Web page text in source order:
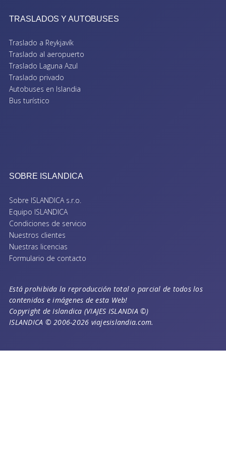
TRASLADOS Y AUTOBUSES
Traslado a Reykjavík
Traslado al aeropuerto
Traslado Laguna Azul
Traslado privado
Autobuses en Islandia
Bus turístico
SOBRE ISLANDICA
Sobre ISLANDICA s.r.o.
Equipo ISLANDICA
Condiciones de servicio
Nuestros clientes
Nuestras licencias
Formulario de contacto
Está prohibida la reproducción total o parcial de todos los
contenidos e imágenes de esta Web!
Copyright de Islandica (VIAJES ISLANDIA ©)
ISLANDICA © 2006-2026 viajesislandia.com.